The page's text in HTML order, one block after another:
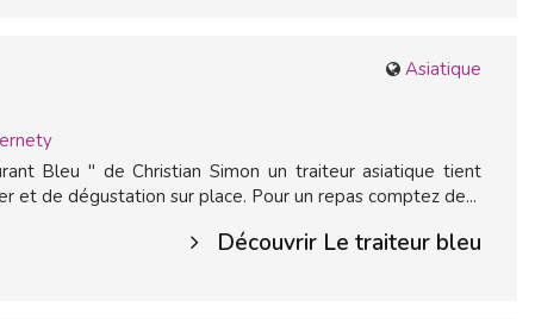
Asiatique
Bleu " de Christian Simon un traiteur asiatique tient
et de dégustation sur place. Pour un repas comptez de...
Découvrir Le traiteur bleu